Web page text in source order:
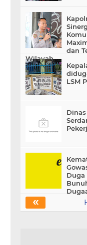
dan
Wilayah
LSM
Duga
«